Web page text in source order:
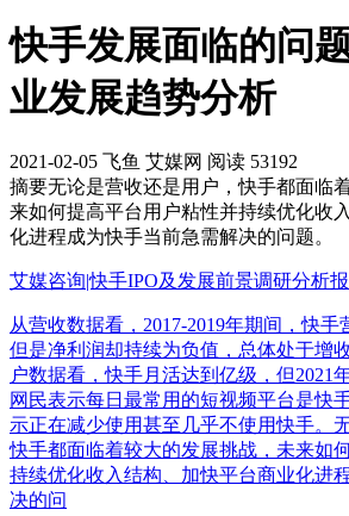
快手发展面临的问
业发展趋势分析
2021-02-05 飞鱼 艾媒网 阅读 53192
摘要无论是营收还是用户，快手都面临
来如何提高平台用户粘性并持续优化收
化进程成为快手当前急需解决的问题。
艾媒咨询|快手IPO及发展前景调研分析
从营收数据看，2017-2019年期间，快手
但是净利润却持续为负值，总体处于增
户数据看，快手月活达到亿级，但2021
网民表示每日最常用的短视频平台是快
示正在减少使用甚至几乎不使用快手。
快手都面临着较大的发展挑战，未来如
持续优化收入结构、加快平台商业化进
决的问